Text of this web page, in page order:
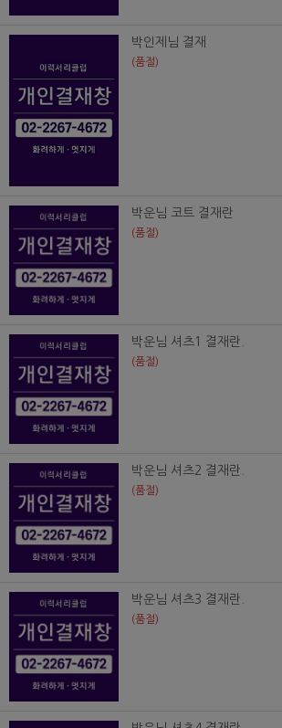
박인제님 결재
(품절)
박운님 코트 결재란
(품절)
박운님 셔츠1 결재란.
(품절)
박운님 셔츠2 결재란.
(품절)
박운님 셔츠3 결재란.
(품절)